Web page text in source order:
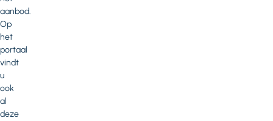
aanbod.
Op
het
portaal
vindt
u
ook
al
deze